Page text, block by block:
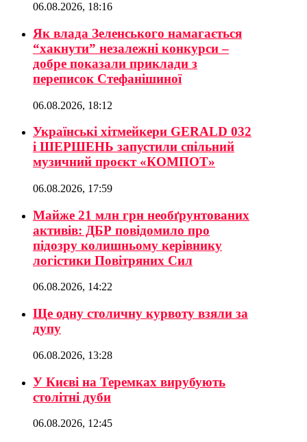
06.08.2026, 18:16
Як влада Зеленського намагається
“хакнути” незалежні конкурси –
добре показали приклади з
переписок Стефанішиної
06.08.2026, 18:12
Українські хітмейкери GERALD 032
і ШЕРШЕНЬ запустили спільний
музичний проєкт «КОМПОТ»
06.08.2026, 17:59
Майже 21 млн грн необґрунтованих
активів: ДБР повідомило про
підозру колишньому керівнику
логістики Повітряних Сил
06.08.2026, 14:22
Ще одну столичну курвоту взяли за
дупу
06.08.2026, 13:28
У Києві на Теремках вирубують
столітні дуби
06.08.2026, 12:45